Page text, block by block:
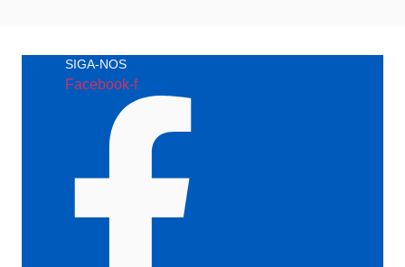
SIGA-NOS
Facebook-f